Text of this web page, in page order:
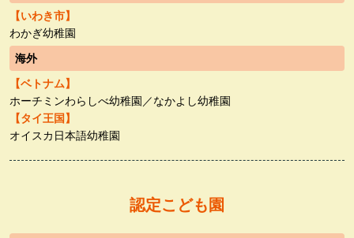
【いわき市】
わかぎ幼稚園
海外
【ベトナム】
ホーチミンわらしべ幼稚園／なかよし幼稚園
【タイ王国】
オイスカ日本語幼稚園
認定こども園